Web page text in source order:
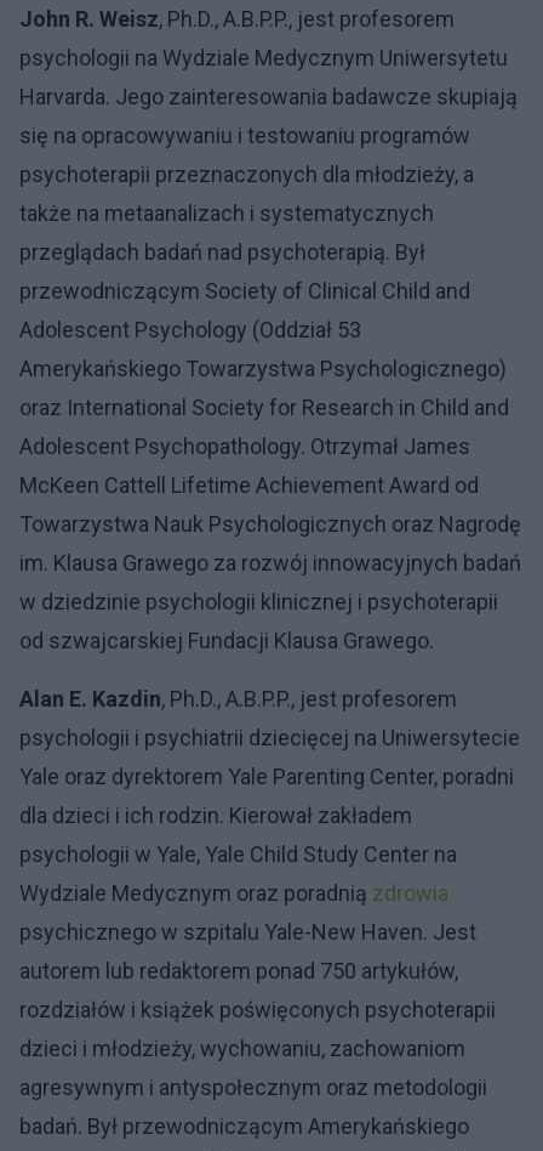
John R. Weisz, Ph.D., A.B.P.P., jest profesorem
psychologii na Wydziale Medycznym Uniwersytetu
Harvarda. Jego zainteresowania badawcze skupiają
się na opracowywaniu i testowaniu programów
psychoterapii przeznaczonych dla młodzieży, a
także na metaanalizach i systematycznych
przeglądach badań nad psychoterapią. Był
przewodniczącym Society of Clinical Child and
Adolescent Psychology (Oddział 53
Amerykańskiego Towarzystwa Psychologicznego)
oraz International Society for Research in Child and
Adolescent Psychopathology. Otrzymał James
McKeen Cattell Lifetime Achievement Award od
Towarzystwa Nauk Psychologicznych oraz Nagrodę
im. Klausa Grawego za rozwój innowacyjnych badań
w dziedzinie psychologii klinicznej i psychoterapii
od szwajcarskiej Fundacji Klausa Grawego.
Alan E. Kazdin, Ph.D., A.B.P.P., jest profesorem
psychologii i psychiatrii dziecięcej na Uniwersytecie
Yale oraz dyrektorem Yale Parenting Center, poradni
dla dzieci i ich rodzin. Kierował zakładem
psychologii w Yale, Yale Child Study Center na
Wydziale Medycznym oraz poradnią zdrowia
psychicznego w szpitalu Yale-New Haven. Jest
autorem lub redaktorem ponad 750 artykułów,
rozdziałów i książek poświęconych psychoterapii
dzieci i młodzieży, wychowaniu, zachowaniom
agresywnym i antyspołecznym oraz metodologii
badań. Był przewodniczącym Amerykańskiego